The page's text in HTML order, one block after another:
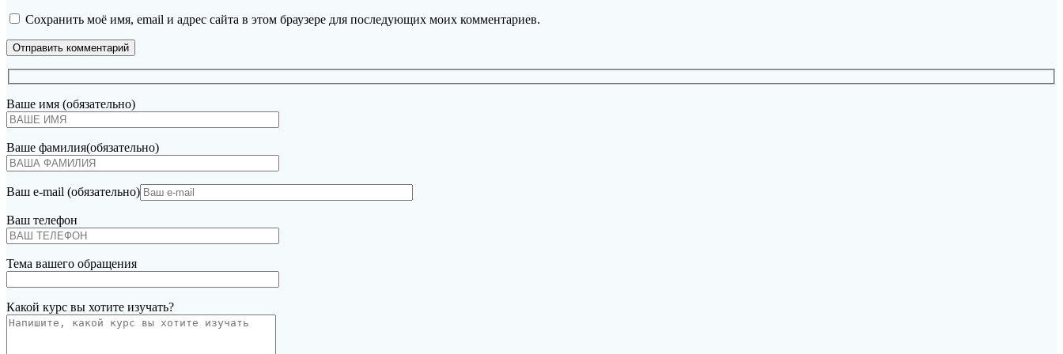
Сохранить моё имя, email и адрес сайта в этом браузере для последующих моих комментариев.
Ваше имя (обязательно)
Ваше фамилия(обязательно)
Ваш e-mail (обязательно)
Ваш телефон
Тема вашего обращения
Какой курс вы хотите изучать?